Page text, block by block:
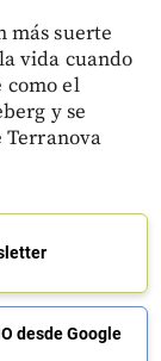
más suerte
vida cuando
el
y se
Terranova
desde Google